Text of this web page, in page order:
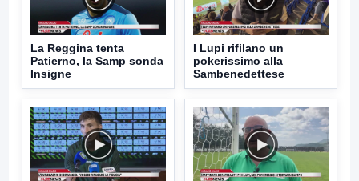
La Reggina tenta
Patierno, la Samp sonda
Insigne
I Lupi rifilano un
pokerissimo alla
Sambenedettese